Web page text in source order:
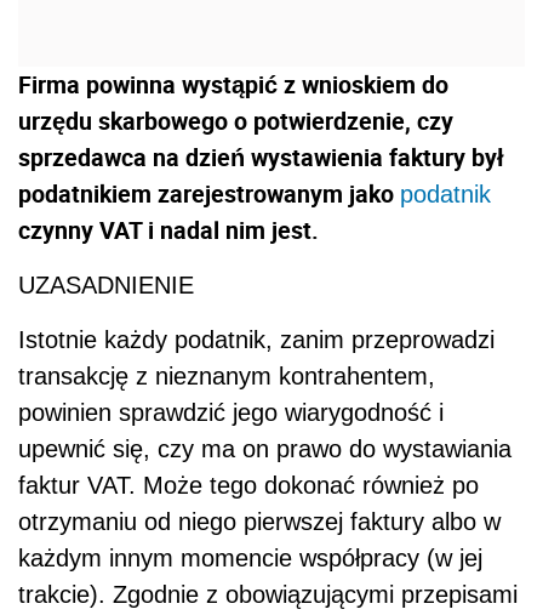
Firma powinna wystąpić z wnioskiem do
urzędu skarbowego o potwierdzenie, czy
sprzedawca na dzień wystawienia faktury był
podatnikiem zarejestrowanym jako podatnik
czynny VAT i nadal nim jest.
UZASADNIENIE
Istotnie każdy podatnik, zanim przeprowadzi
transakcję z nieznanym kontrahentem,
powinien sprawdzić jego wiarygodność i
upewnić się, czy ma on prawo do wystawiania
faktur VAT. Może tego dokonać również po
otrzymaniu od niego pierwszej faktury albo w
każdym innym momencie współpracy (w jej
trakcie). Zgodnie z obowiązującymi przepisami